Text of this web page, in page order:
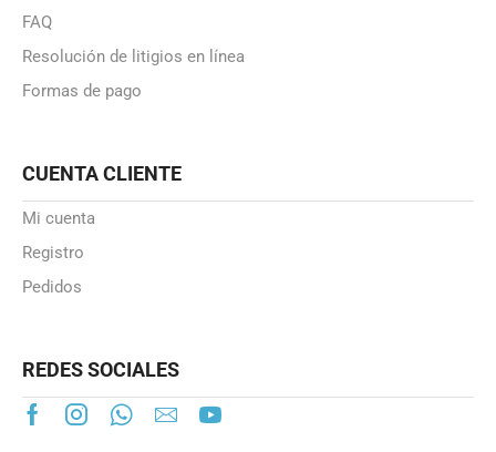
FAQ
Resolución de litigios en línea
Formas de pago
CUENTA CLIENTE
Mi cuenta
Registro
Pedidos
REDES SOCIALES